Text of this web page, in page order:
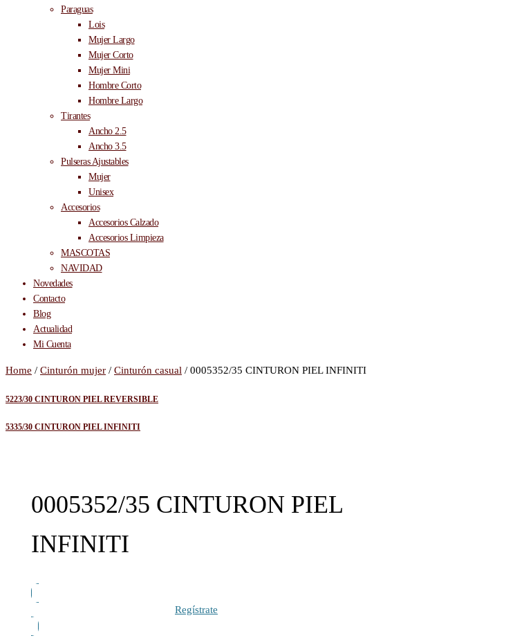
Paraguas
Lois
Mujer Largo
Mujer Corto
Mujer Mini
Hombre Corto
Hombre Largo
Tirantes
Ancho 2.5
Ancho 3.5
Pulseras Ajustables
Mujer
Unisex
Accesorios
Accesorios Calzado
Accesorios Limpieza
MASCOTAS
NAVIDAD
Novedades
Contacto
Blog
Actualidad
Mi Cuenta
Home / Cinturón mujer / Cinturón casual / 0005352/35 CINTURON PIEL INFINITI
5223/30 CINTURON PIEL REVERSIBLE
5335/30 CINTURON PIEL INFINITI
0005352/35 CINTURON PIEL
INFINITI
Regístrate